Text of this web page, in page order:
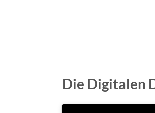
Die Digitalen